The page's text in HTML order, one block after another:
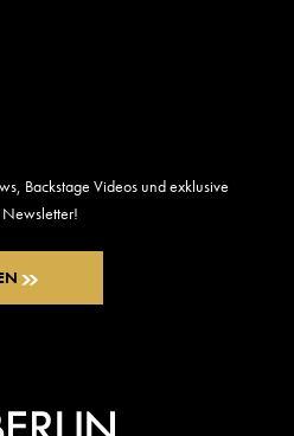
Backstage Videos und exklusive